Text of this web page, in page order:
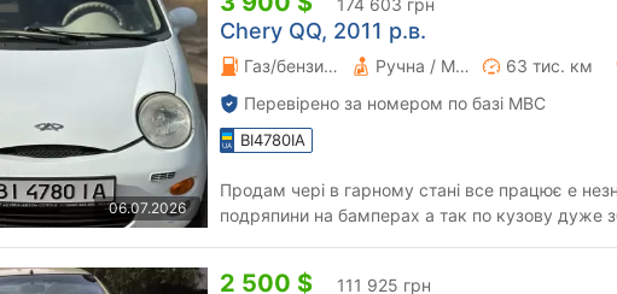
06.07.2026
174 603 грн
Chery QQ, 2011 р.в.
Газ/бензин 1.1 л. Ручна / Механіка 63 тис. км
Перевірено за номером по базі МВС
BI4780IA
Продам чері в гарному стані все працює е
подряпини на бамперах а так по кузову дуже
2 500 $ 111 925 грн